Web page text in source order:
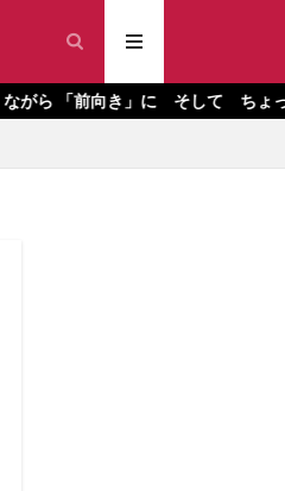
」に そして ちょっぴり反省する